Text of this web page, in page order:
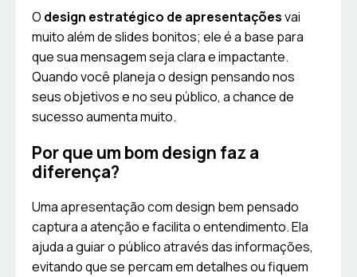
O design estratégico de apresentaçõesvai
muito além de slides bonitos; ele é a base para
que sua mensagem seja clara e impactante.
Quando você planeja o design pensando nos
seus objetivos e no seu público, a chance de
sucesso aumenta muito.
Por que um bom design faz a
diferença?
Uma apresentação com design bem pensado
captura a atenção e facilita o entendimento. Ela
ajuda a guiar o público através das informações,
evitando que se percam em detalhes ou fiquem